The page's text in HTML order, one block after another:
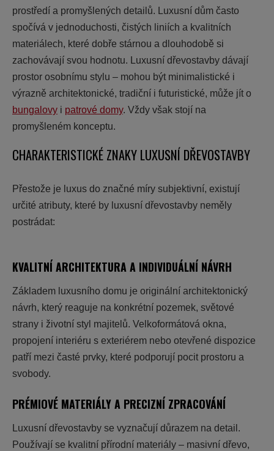
prostředí a promyšlených detailů. Luxusní dům často
spočívá v jednoduchosti, čistých liniích a kvalitních
materiálech, které dobře stárnou a dlouhodobě si
zachovávají svou hodnotu. Luxusní dřevostavby dávají
prostor osobnímu stylu – mohou být minimalistické i
výrazně architektonické, tradiční i futuristické, může jít o
bungalovy i patrové domy. Vždy však stojí na
promyšleném konceptu.
CHARAKTERISTICKÉ ZNAKY LUXUSNÍ DŘEVOSTAVBY
Přestože je luxus do značné míry subjektivní, existují
určité atributy, které by luxusní dřevostavby neměly
postrádat:
KVALITNÍ ARCHITEKTURA A INDIVIDUÁLNÍ NÁVRH
Základem luxusního domu je originální architektonický
návrh, který reaguje na konkrétní pozemek, světové
strany i životní styl majitelů. Velkoformátová okna,
propojení interiéru s exteriérem nebo otevřené dispozice
patří mezi časté prvky, které podporují pocit prostoru a
svobody.
PRÉMIOVÉ MATERIÁLY A PRECIZNÍ ZPRACOVÁNÍ
Luxusní dřevostavby se vyznačují důrazem na detail.
Používají se kvalitní přírodní materiály – masivní dřevo,